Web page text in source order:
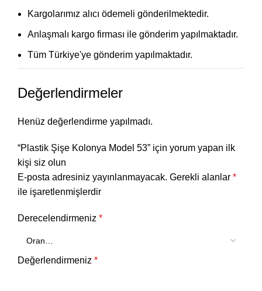
Kargolarımız alıcı ödemeli gönderilmektedir.
Anlaşmalı kargo firması ile gönderim yapılmaktadır.
Tüm Türkiye'ye gönderim yapılmaktadır.
Değerlendirmeler
Henüz değerlendirme yapılmadı.
“Plastik Şişe Kolonya Model 53” için yorum yapan ilk
kişi siz olun
E-posta adresiniz yayınlanmayacak. Gerekli alanlar *
ile işaretlenmişlerdir
Derecelendirmeniz *
Değerlendirmeniz *